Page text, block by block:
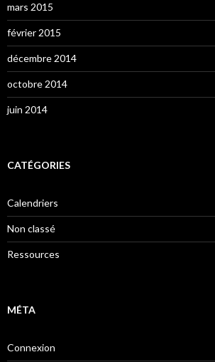
mars 2015
février 2015
décembre 2014
octobre 2014
juin 2014
CATÉGORIES
Calendriers
Non classé
Ressources
MÉTA
Connexion